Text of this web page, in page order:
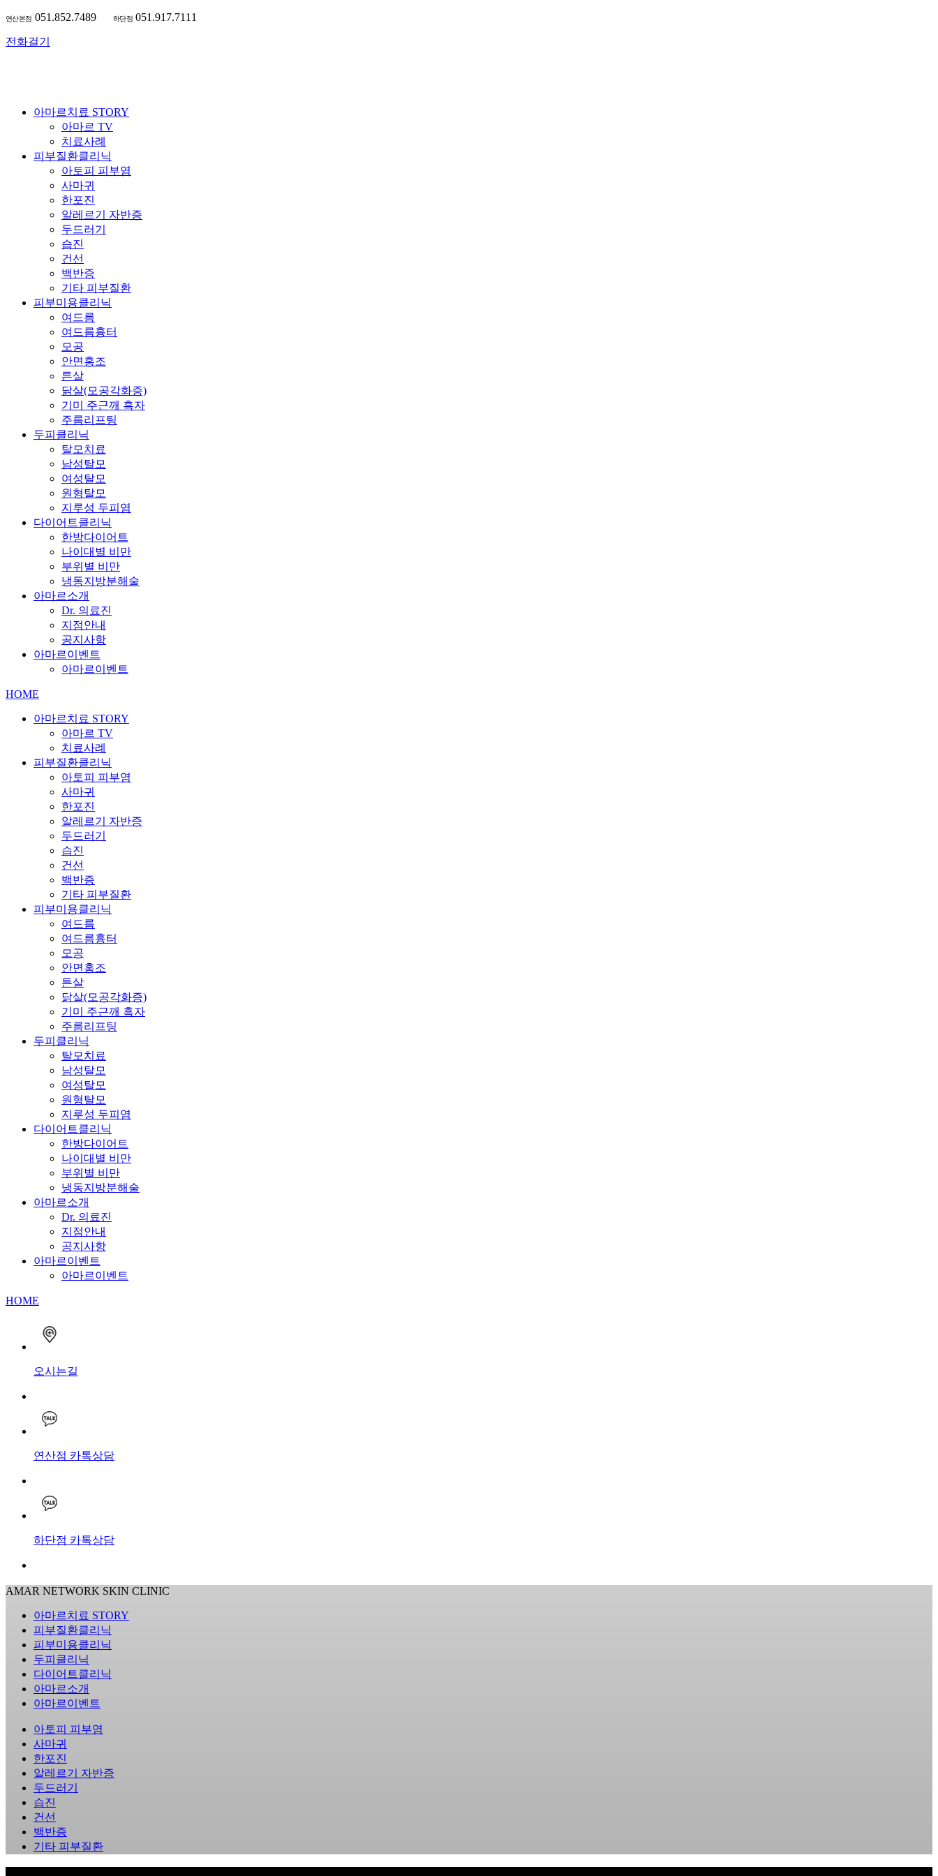
연산본점 051 .852.7489 하단점 051 .917.7111
전화걸기
아마르치료 STORY
아마르 TV
치료사례
피부질환클리닉
아토피 피부염
사마귀
한포진
알레르기 자반증
두드러기
습진
건선
백반증
기타 피부질환
피부미용클리닉
여드름
여드름흉터
모공
안면홍조
튼살
닭살(모공각화증)
기미 주근깨 흑자
주름리프팅
두피클리닉
탈모치료
남성탈모
여성탈모
원형탈모
지루성 두피염
다이어트클리닉
한방다이어트
나이대별 비만
부위별 비만
냉동지방분해술
아마르소개
Dr. 의료진
지점안내
공지사항
아마르이벤트
아마르이벤트
HOME
아마르치료 STORY
아마르 TV
치료사례
피부질환클리닉
아토피 피부염
사마귀
한포진
알레르기 자반증
두드러기
습진
건선
백반증
기타 피부질환
피부미용클리닉
여드름
여드름흉터
모공
안면홍조
튼살
닭살(모공각화증)
기미 주근깨 흑자
주름리프팅
두피클리닉
탈모치료
남성탈모
여성탈모
원형탈모
지루성 두피염
다이어트클리닉
한방다이어트
나이대별 비만
부위별 비만
냉동지방분해술
아마르소개
Dr. 의료진
지점안내
공지사항
아마르이벤트
아마르이벤트
HOME
오시는길
연산점 카톡상담
하단점 카톡상담
AMAR NETWORK SKIN CLINIC
아마르치료 STORY
피부질환클리닉
피부미용클리닉
두피클리닉
다이어트클리닉
아마르소개
아마르이벤트
아토피 피부염
사마귀
한포진
알레르기 자반증
두드러기
습진
건선
백반증
기타 피부질환